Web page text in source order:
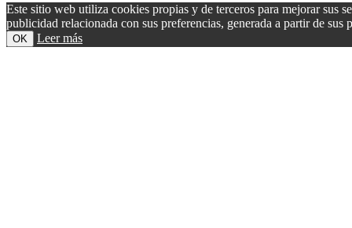
Este sitio web utiliza cookies propias y de terceros para mejorar sus
publicidad relacionada con sus preferencias, generada a partir de
OK Leer más